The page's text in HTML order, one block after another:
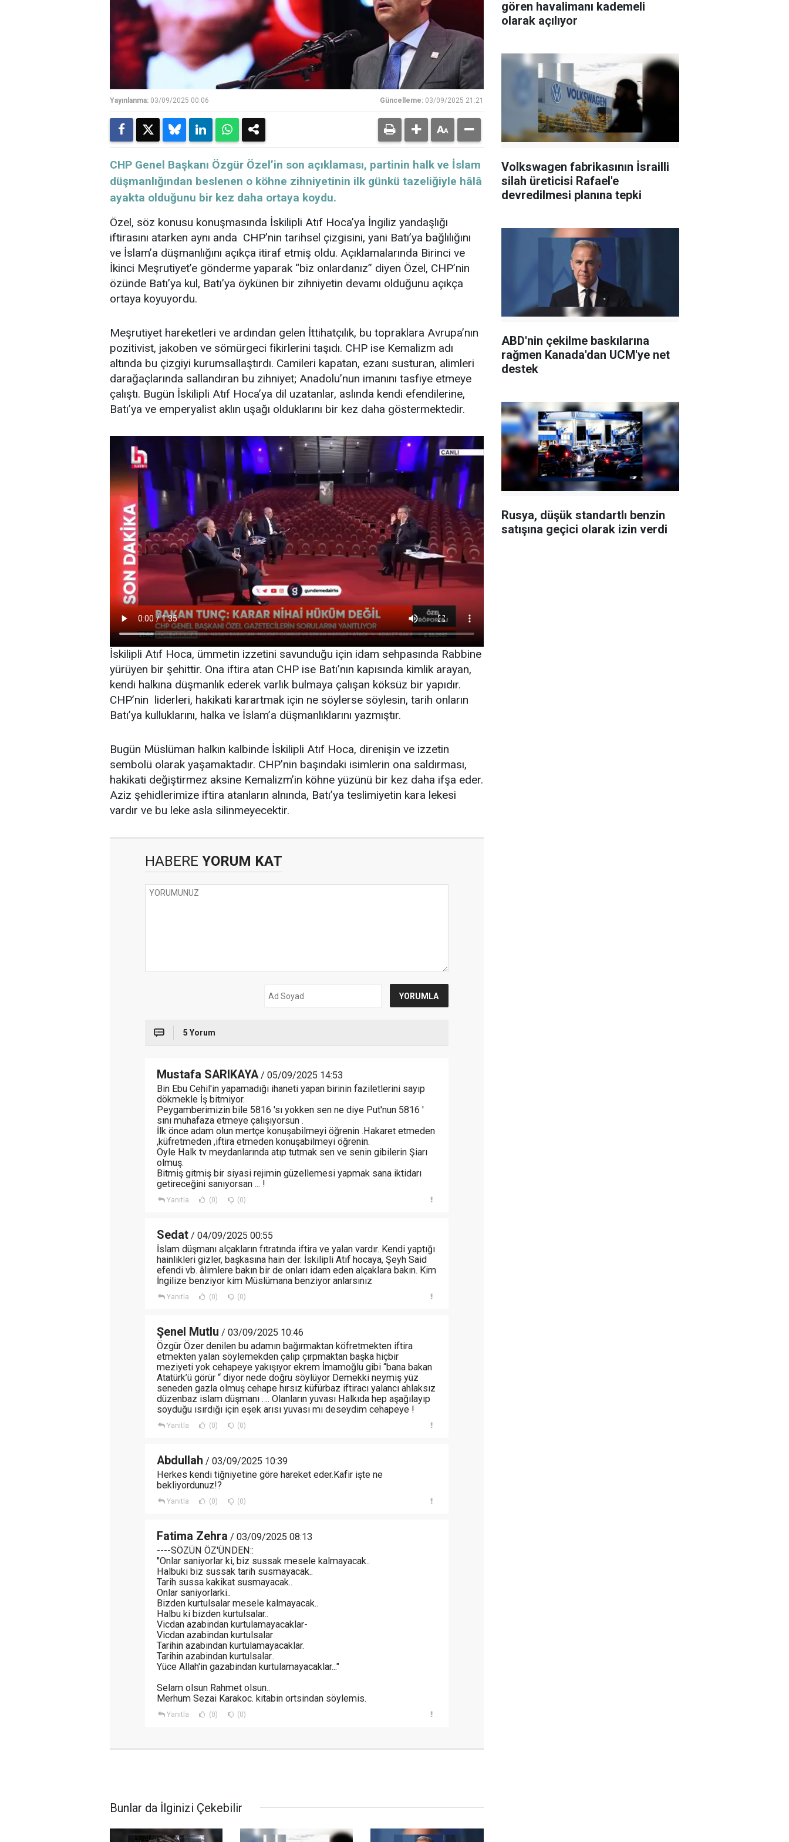
Yayınlanma: 03/09/2025 00:06 Güncelleme: 03/09/2025 21:21
CHP Genel Başkanı Özgür Özel’in son açıklaması, partinin halk ve İslam
düşmanlığından beslenen o köhne zihniyetinin ilk günkü tazeliğiyle hâlâ
ayakta olduğunu bir kez daha ortaya koydu.
Özel, söz konusu konuşmasında İskilipli Atıf Hoca’ya İngiliz yandaşlığı
iftirasını atarken aynı anda CHP’nin tarihsel çizgisini, yani Batı’ya bağlılığını
ve İslam’a düşmanlığını açıkça itiraf etmiş oldu. Açıklamalarında Birinci ve
İkinci Meşrutiyet’e gönderme yaparak “biz onlardanız” diyen Özel, CHP’nin
özünde Batı’ya kul, Batı’ya öykünen bir zihniyetin devamı olduğunu açıkça
ortaya koyuyordu.
Meşrutiyet hareketleri ve ardından gelen İttihatçılık, bu topraklara Avrupa’nın
pozitivist, jakoben ve sömürgeci fikirlerini taşıdı. CHP ise Kemalizm adı
altında bu çizgiyi kurumsallaştırdı. Camileri kapatan, ezanı susturan, alimleri
darağaçlarında sallandıran bu zihniyet; Anadolu’nun imanını tasfiye etmeye
çalıştı. Bugün İskilipli Atıf Hoca’ya dil uzatanlar, aslında kendi efendilerine,
Batı’ya ve emperyalist aklın uşağı olduklarını bir kez daha göstermektedir.
İskilipli Atıf Hoca, ümmetin izzetini savunduğu için idam sehpasında Rabbine
yürüyen bir şehittir. Ona iftira atan CHP ise Batı’nın kapısında kimlik arayan,
kendi halkına düşmanlık ederek varlık bulmaya çalışan köksüz bir yapıdır.
CHP’nin liderleri, hakikati karartmak için ne söylerse söylesin, tarih onların
Batı’ya kulluklarını, halka ve İslam’a düşmanlıklarını yazmıştır.
Bugün Müslüman halkın kalbinde İskilipli Atıf Hoca, direnişin ve izzetin
sembolü olarak yaşamaktadır. CHP’nin başındaki isimlerin ona saldırması,
hakikati değiştirmez aksine Kemalizm’in köhne yüzünü bir kez daha ifşa eder.
Aziz şehidlerimize iftira atanların alnında, Batı’ya teslimiyetin kara lekesi
vardır ve bu leke asla silinmeyecektir.
HABERE YORUM KAT
5 Yorum
Mustafa SARIKAYA / 05/09/2025 14:53
Bin Ebu Cehil'in yapamadığı ihaneti yapan birinin faziletlerini sayıp
dökmekle İş bitmiyor.
Peygamberimizin bile 5816 'sı yokken sen ne diye Put'nun 5816 '
sını muhafaza etmeye çalışıyorsun .
İlk önce adam olun mertçe konuşabilmeyi öğrenin .Hakaret etmeden
,küfretmeden ,iftira etmeden konuşabilmeyi öğrenin.
Öyle Halk tv meydanlarında atıp tutmak sen ve senin gibilerin Şiarı
olmuş.
Bitmiş gitmiş bir siyasi rejimin güzellemesi yapmak sana iktidarı
getireceğini sanıyorsan ... !
Yanıtla (0) (0)
Sedat / 04/09/2025 00:55
İslam düşmanı alçakların fıtratında iftira ve yalan vardır. Kendi yaptığı
hainlikleri gizler, başkasına hain der. İskilipli Atıf hocaya, Şeyh Said
efendi vb. âlimlere bakın bir de onları idam eden alçaklara bakın. Kim
İngilize benziyor kim Müslümana benziyor anlarsınız
Yanıtla (0) (0)
Şenel Mutlu / 03/09/2025 10:46
Özgür Özer denilen bu adamın bağırmaktan köfretmekten iftira
etmekten yalan söylemekden çalıp çırpmaktan başka hiçbir
meziyeti yok cehapeye yakışıyor ekrem İmamoğlu gibi “bana bakan
Atatürk’ü görür “ diyor nede doğru söylüyor Demekki neymiş yüz
seneden gazla olmuş cehape hırsız küfürbaz iftiracı yalancı ahlaksız
düzenbaz islam düşmanı …. Olanların yuvası Halkıda hep aşağılayıp
soyduğu ısırdığı için eşek arısı yuvası mı deseydim cehapeye !
Yanıtla (0) (0)
Abdullah / 03/09/2025 10:39
Herkes kendi tiğniyetine göre hareket eder.Kafir işte ne
bekliyordunuz!?
Yanıtla (0) (0)
Fatima Zehra / 03/09/2025 08:13
----SÖZÜN ÖZ'ÜNDEN::
"Onlar saniyorlar ki, biz sussak mesele kalmayacak..
Halbuki biz sussak tarih susmayacak..
Tarih sussa kakikat susmayacak..
Onlar saniyorlarki..
Bizden kurtulsalar mesele kalmayacak..
Halbu ki bizden kurtulsalar..
Vicdan azabindan kurtulamayacaklar-
Vicdan azabindan kurtulsalar
Tarihin azabindan kurtulamayacaklar.
Tarihin azabindan kurtulsalar..
Yüce Allah'in gazabindan kurtulamayacaklar..."
Selam olsun Rahmet olsun..
Merhum Sezai Karakoc. kitabin ortsindan söylemis.
Yanıtla (0) (0)
Bunlar da İlginizi Çekebilir
gören havalimanı kademeli
olarak açılıyor
Volkswagen fabrikasının İsrailli
silah üreticisi Rafael'e
devredilmesi planına tepki
ABD'nin çekilme baskılarına
rağmen Kanada'dan UCM'ye net
destek
Rusya, düşük standartlı benzin
satışına geçici olarak izin verdi